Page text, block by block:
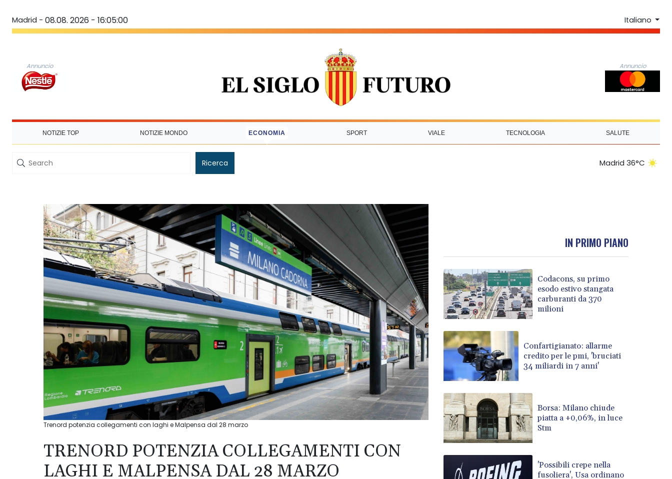
Madrid - 08.08. 2026 - 16:05:00 Italiano
Annuncio Annuncio
NOTIZIE TOP NOTIZIE MONDO ECONOMIA SPORT VIALE TECNOLOGIA SALUTE
Ricerca Madrid 36°C
Trenord potenzia collegamenti con laghi e Malpensa dal 28 marzo
TRENORD POTENZIA COLLEGAMENTI CON
LAGHI E MALPENSA DAL 28 MARZO
IN PRIMO PIANO
Codacons, su primo
esodo estivo stangata
carburanti da 370
milioni
Confartigianato: allarme
credito per le pmi, 'bruciati
34 miliardi in 7 anni'
Borsa: Milano chiude
piatta a +0,06%, in luce
Stm
'Possibili crepe nella
fusoliera', Usa ordinano